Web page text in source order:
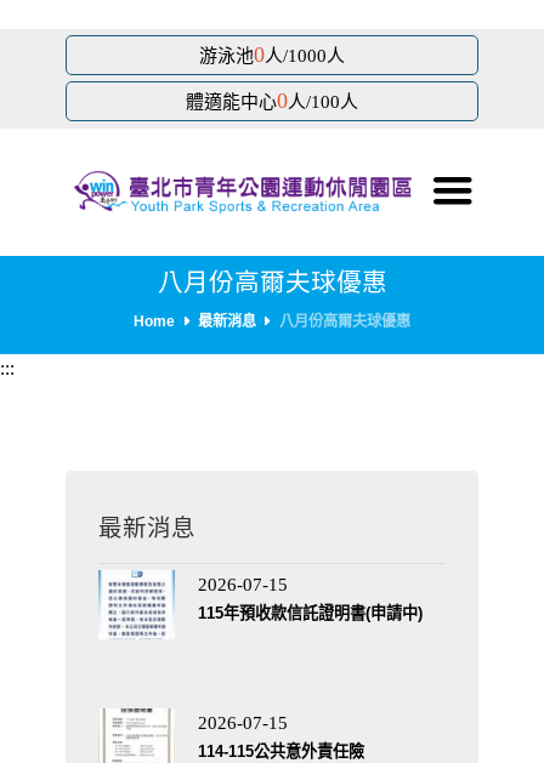
游泳池0人/1000人
體適能中心0人/100人
八月份高爾夫球優惠
Home 最新消息 八月份高爾夫球優惠
:::
最新消息
2026-07-15
115年預收款信託證明書(申請中)
2026-07-15
114-115公共意外責任險